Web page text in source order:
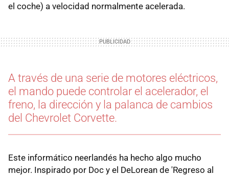
el coche) a velocidad normalmente acelerada.
A través de una serie de motores eléctricos,
el mando puede controlar el acelerador, el
freno, la dirección y la palanca de cambios
del Chevrolet Corvette.
Este informático neerlandés ha hecho algo mucho
mejor. Inspirado por Doc y el DeLorean de 'Regreso al